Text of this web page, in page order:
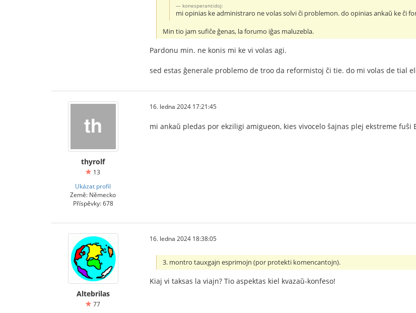
konesperantidoj:
mi opinias ke administraro ne volas solvi ĉi problemon. do opinias ankaŭ ke ĉi
Min tio jam sufiĉe ĝenas, la forumo iĝas maluzebla.
Pardonu min. ne konis mi ke vi volas agi.
sed estas ĝenerale problemo de troo da reformistoj ĉi tie. do mi volas de tial
thyrolf
13
Ukázat profil
Země: Německo
Příspěvky: 678
16. ledna 2024 17:21:45
mi ankaŭ pledas por ekziligi amigueon, kies vivocelo ŝajnas plej ekstreme
Altebrilas
77
16. ledna 2024 18:38:05
3. montro tauxgajn esprimojn (por protekti komencantojn).
Kiaj vi taksas la viajn? Tio aspektas kiel kvazaŭ-konfeso!